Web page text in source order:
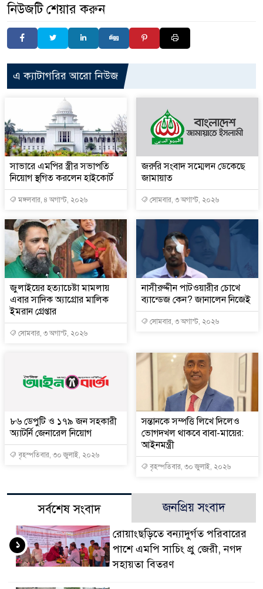
নিউজটি শেয়ার করুন
এ ক্যাটাগরির আরো নিউজ
সাভারে এমপির স্ত্রীর সভাপতি
নিয়োগ স্থগিত করলেন হাইকোর্ট
মঙ্গলবার, ৪ অগাস্ট, ২০২৬
জরুরি সংবাদ সম্মেলন ডেকেছে
জামায়াত
সোমবার, ৩ অগাস্ট, ২০২৬
জুলাইয়ের হত্যাচেষ্টা মামলায়
এবার সাদিক অ্যাগ্রোর মালিক
ইমরান গ্রেপ্তার
সোমবার, ৩ অগাস্ট, ২০২৬
নাসীরুদ্দীন পাটওয়ারীর চোখে
ব্যান্ডেজ কেন? জানালেন নিজেই
সোমবার, ৩ অগাস্ট, ২০২৬
৮৬ ডেপুটি ও ১৭৯ জন সহকারী
অ্যাটর্নি জেনারেল নিয়োগ
বৃহস্পতিবার, ৩০ জুলাই, ২০২৬
সন্তানকে সম্পত্তি লিখে দিলেও
ভোগদখল থাকবে বাবা-মায়ের:
আইনমন্ত্রী
বৃহস্পতিবার, ৩০ জুলাই, ২০২৬
সর্বশেষ সংবাদ জনপ্রিয় সংবাদ
রোয়াংছড়িতে বন্যাদুর্গত পরিবারের
পাশে এমপি সাচিং প্রু জেরী, নগদ
সহায়তা বিতরণ
১